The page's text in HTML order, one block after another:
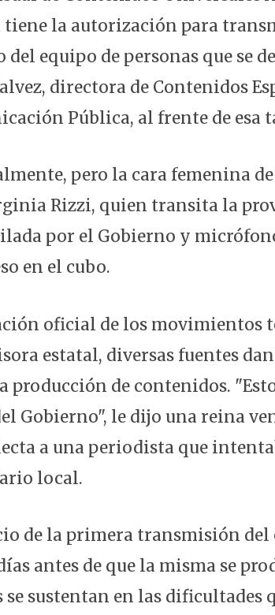
tiene la autorización para
equipo de personas que se
directora de Contenidos
Pública, al frente de esa
pero la cara femenina
Rizzi, quien transita la
por el Gobierno y
en el cubo.
oficial de los movimientos
estatal, diversas fuentes dan
producción de contenidos.
Gobierno", le dijo una reina
a una periodista que
local.
de la primera transmisión
antes de que la misma se
sustentan en las dificultades